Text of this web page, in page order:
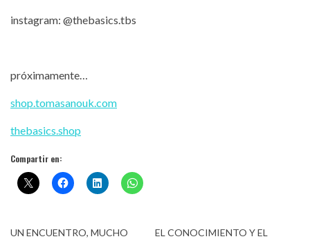
instagram: @thebasics.tbs
próximamente…
shop.tomasanouk.com
thebasics.shop
Compartir en:
UN ENCUENTRO, MUCHO
EL CONOCIMIENTO Y EL